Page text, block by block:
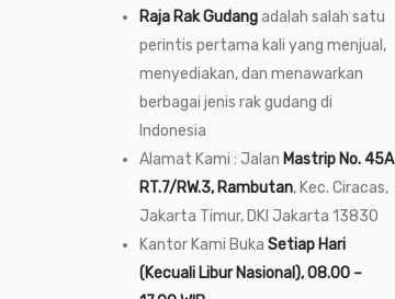
Raja Rak Gudangadalah salah satu
perintis pertama kali yang menjual,
menyediakan, dan menawarkan
berbagai jenis rak gudang di
Indonesia
Alamat Kami : Jalan Mastrip No. 45A
RT.7/RW.3, Rambutan, Kec. Ciracas,
Jakarta Timur, DKI Jakarta 13830
Kantor Kami Buka Setiap Hari
(Kecuali Libur Nasional), 08.00 –